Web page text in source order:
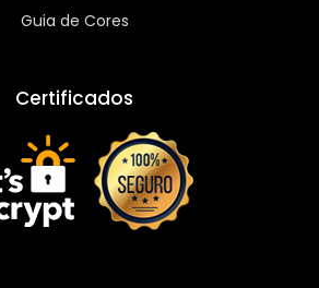
Guia de Cores
Certificados